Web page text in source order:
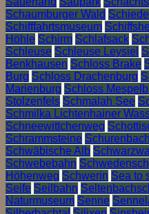
Schaumburger Wald
Schifffahrtsmuseum
Höhle Schirm Schlafsack
Schleuse Schleuse Leysiel
Benkhausen Schloss Brake
Burg Schloss Drachenburg
Marienburg Schloss
Stolzenfels Schmalah See
Schmilka Lichtenhainer
Schneewittchenweg
Schrammsteine
Schwäbische Alb
Schwebebahn
Höhenweg Schwerin Sea to
Seife Seilbahn
Naturmuseum Senne